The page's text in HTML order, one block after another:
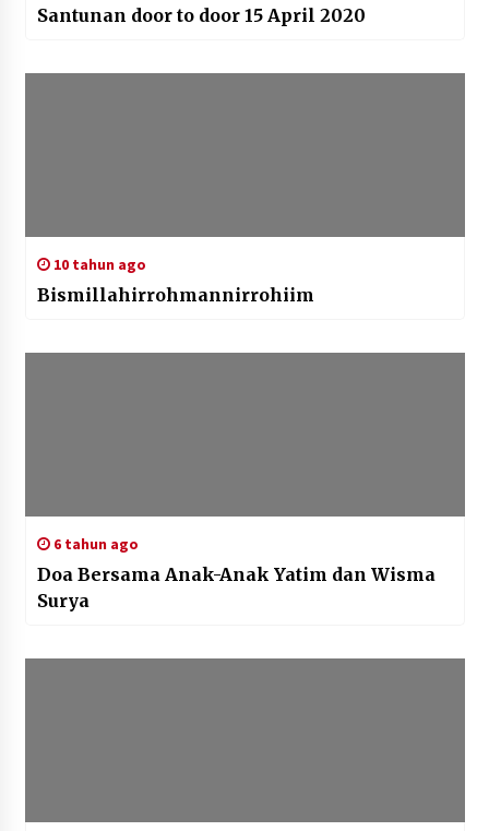
Santunan door to door 15 April 2020
10 tahun ago
Bismillahirrohmannirrohiim
6 tahun ago
Doa Bersama Anak-Anak Yatim dan Wisma
Surya